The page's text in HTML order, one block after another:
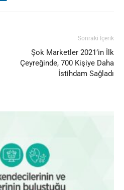
Sonraki İçerik
Şok Marketler 2021’in İlk
Çeyreğinde, 700 Kişiye Daha
İstihdam Sağladı